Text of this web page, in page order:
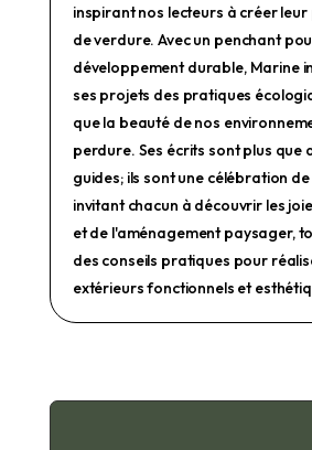
inspirant nos lecteurs à créer
de verdure. Avec un penchant
développement durable, Marine
ses projets des pratiques
que la beauté de nos
perdure. Ses écrits sont plus que
guides; ils sont une célébration
invitant chacun à découvrir les
et de l'aménagement paysager,
des conseils pratiques pour
extérieurs fonctionnels et